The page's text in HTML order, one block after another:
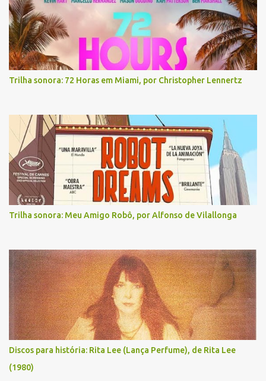
Trilha sonora: 72 Horas em Miami, por Christopher Lennertz
Trilha sonora: Meu Amigo Robô, por Alfonso de Vilallonga
Discos para história: Rita Lee (Lança Perfume), de Rita Lee
(1980)